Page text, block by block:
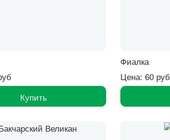
Купить
Фиалка
Цена: 60 руб